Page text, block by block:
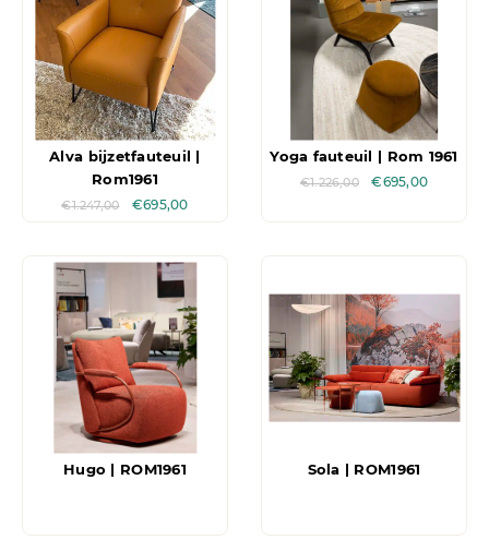
Alva bijzetfauteuil |
Rom1961
€1.247,00 €695,00
Yoga fauteuil | Rom 1961
€1.226,00 €695,00
Hugo | ROM1961 Sola | ROM1961